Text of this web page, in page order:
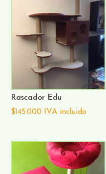
Rascador Edu
$145.000 IVA incluido